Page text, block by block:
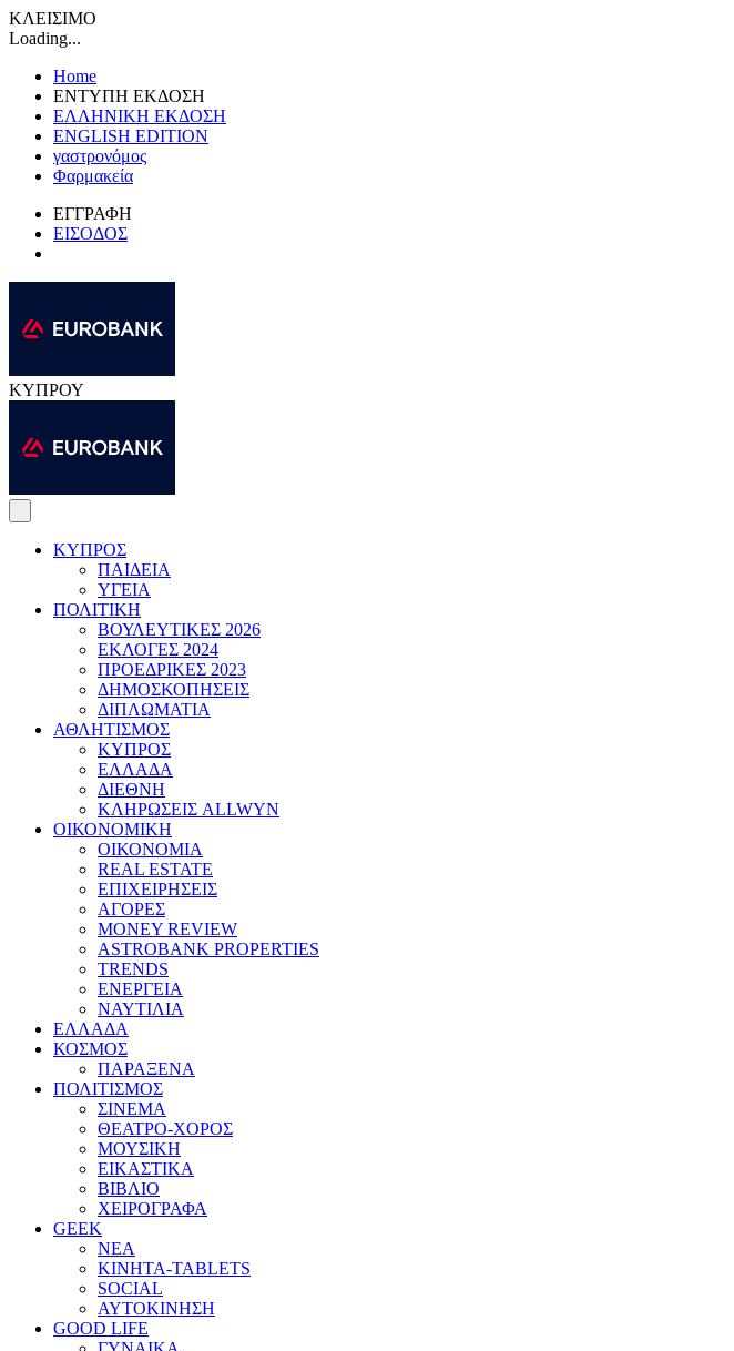
ΚΛΕΙΣΙΜΟ
Loading...
Home
ΕΝΤΥΠΗ ΕΚΔΟΣΗ
ΕΛΛΗΝΙΚΗ ΕΚΔΟΣΗ
ENGLISH EDITION
γαστρονόμος
Φαρμακεία
ΕΓΓΡΑΦΗ
ΕΙΣΟΔΟΣ
ΚΥΠΡΟΥ
ΚΥΠΡΟΣ
ΠΑΙΔΕΙΑ
ΥΓΕΙΑ
ΠΟΛΙΤΙΚΗ
ΒΟΥΛΕΥΤΙΚΕΣ 2026
ΕΚΛΟΓΕΣ 2024
ΠΡΟΕΔΡΙΚΕΣ 2023
ΔΗΜΟΣΚΟΠΗΣΕΙΣ
ΔΙΠΛΩΜΑΤΙΑ
ΑΘΛΗΤΙΣΜΟΣ
ΚΥΠΡΟΣ
ΕΛΛΑΔΑ
ΔΙΕΘΝΗ
ΚΛΗΡΩΣΕΙΣ ALLWYN
ΟΙΚΟΝΟΜΙΚΗ
ΟΙΚΟΝΟΜΙΑ
REAL ESTATE
ΕΠΙΧΕΙΡΗΣΕΙΣ
ΑΓΟΡΕΣ
MONEY REVIEW
ASTROBANK PROPERTIES
TRENDS
ΕΝΕΡΓΕΙΑ
ΝΑΥΤΙΛΙΑ
ΕΛΛΑΔΑ
ΚΟΣΜΟΣ
ΠΑΡΑΞΕΝΑ
ΠΟΛΙΤΙΣΜΟΣ
ΣΙΝΕΜΑ
ΘΕΑΤΡΟ-ΧΟΡΟΣ
ΜΟΥΣΙΚΗ
ΕΙΚΑΣΤΙΚΑ
ΒΙΒΛΙΟ
ΧΕΙΡΟΓΡΑΦΑ
GEEK
ΝΕΑ
ΚΙΝΗΤΑ-TABLETS
SOCIAL
ΑΥΤΟΚΙΝΗΣΗ
GOOD LIFE